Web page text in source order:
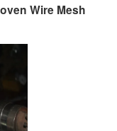
Wire Mesh